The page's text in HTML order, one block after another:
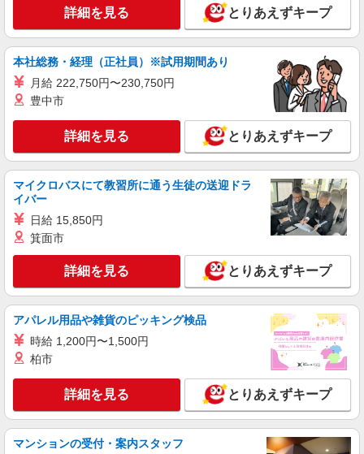
詳細を見る とりあえずキープ
本社総務・経理（正社員）※試用期間あり
月給 222,750円〜230,750円
豊中市
詳細を見る とりあえずキープ
マイクロバスにて教習所に通う生徒の送迎ドラ
イバー
日給 15,850円
箕面市
詳細を見る とりあえずキープ
アパレル用品や雑貨のピッキング検品
時給 1,200円〜1,500円
柏市
詳細を見る とりあえずキープ
マンションの受付・案内スタッフ